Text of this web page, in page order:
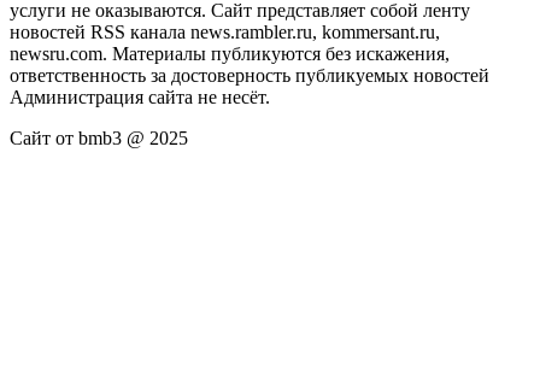
услуги не оказываются. Сайт представляет собой ленту
новостей RSS канала news.rambler.ru, kommersant.ru,
newsru.com. Материалы публикуются без искажения,
ответственность за достоверность публикуемых новостей
Администрация сайта не несёт.
Сайт от bmb3 @ 2025